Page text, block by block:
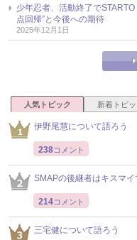
少年忍者、活動終了で
点回帰”と今後への期待
2025年12月1日
人気トピック 新着トピッ
伊野尾慧について語ろう
238コメント
SMAPの後継者はキスマ
214コメント
三宅健について語ろう